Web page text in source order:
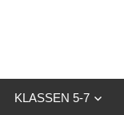
KLASSEN 5-7